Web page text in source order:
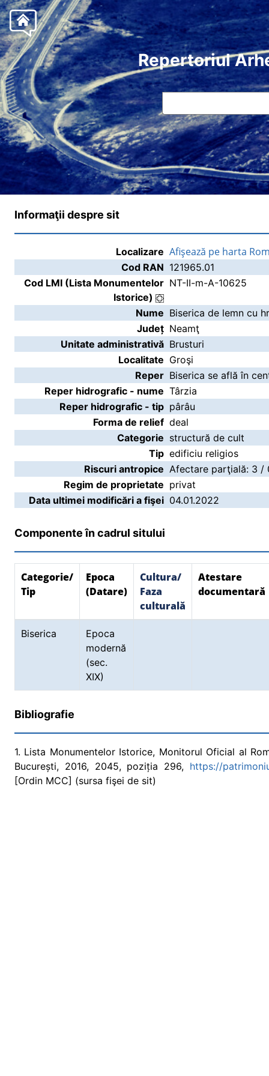
Repertoriul
Informaţii despre sit
Localizare Afişează pe harta
Cod RAN 121965.01
Cod LMI (Lista Monumentelor
Istorice)
NT-II-m-A-10625
Nume Biserica de lemn cu
Județ Neamţ
Unitate administrativă Brusturi
Localitate Groşi
Reper Biserica se află în
Reper hidrografic - nume Târzia
Reper hidrografic - tip pârâu
Forma de relief deal
Categorie structură de cult
Tip edificiu religios
Riscuri antropice Afectare parţială: 3 /
Regim de proprietate privat
Data ultimei modificări a fişei 04.01.2022
Componente în cadrul sitului
Categorie/
Tip
Epoca
(Datare)
Cultura/
Faza
culturală
Atestare
documentară
Biserica
Epoca
modernă
(sec.
XIX)
Bibliografie
1. Lista Monumentelor Istorice, Monitorul Oficial al
București, 2016, 2045, poziția 296, https://
[Ordin MCC] (sursa fişei de sit)